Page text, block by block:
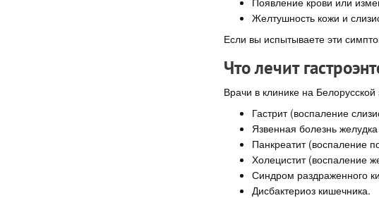
Желтушность кожи и
Если вы испытываете эти
Что лечит
Врачи в клинике на
Гастрит (воспаление
Язвенная болезнь
Панкреатит (воспаление
Холецистит (воспаление
Синдром раздраженного
Дисбактериоз кишечника.